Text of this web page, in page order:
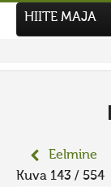
HIITE MAJA
Eelmine
Kuva 143 / 554